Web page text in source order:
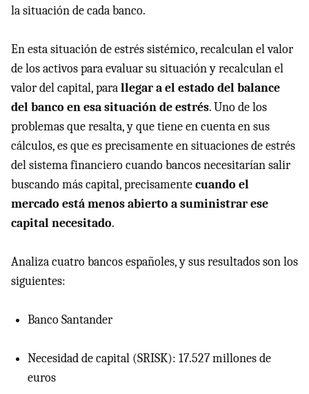
la situación de cada banco.
En esta situación de estrés sistémico, recalculan el valor
de los activos para evaluar su situación y recalculan el
valor del capital, parallegar a el estado del balance
del banco en esa situación de estrés. Uno de los
problemas que resalta, y que tiene en cuenta en sus
cálculos, es que es precisamente en situaciones de estrés
del sistema financiero cuando bancos necesitarían salir
buscando más capital, precisamentecuando el
mercado está menos abierto a suministrar ese
capital necesitado.
Analiza cuatro bancos españoles, y sus resultados son los
siguientes:
Banco Santander
Necesidad de capital (SRISK): 17.527 millones de
euros